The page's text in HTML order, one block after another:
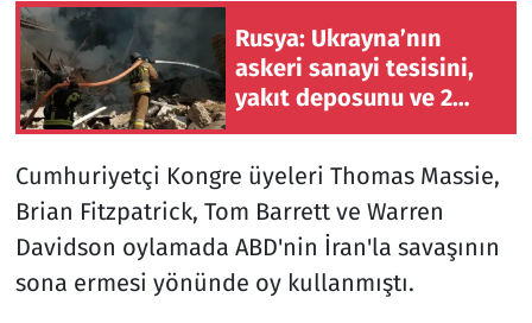
Rusya: Ukrayna’nın
askeri sanayi tesisini,
yakıt deposunu ve 2
Cumhuriyetçi Kongre üyeleri Thomas Massie,
Brian Fitzpatrick, Tom Barrett ve Warren
Davidson oylamada ABD'nin İran'la savaşının
sona ermesi yönünde oy kullanmıştı.